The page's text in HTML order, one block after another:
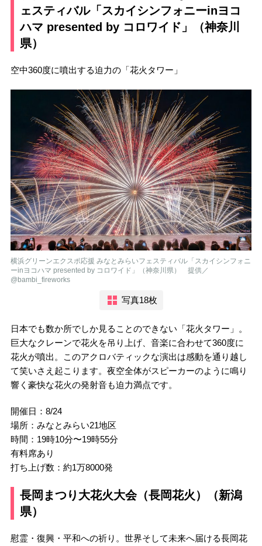
ェスティバル「スカイシンフォニーinヨコ
ハマ presented by コロワイド」（神奈川
県）
空中360度に噴出する迫力の「花火タワー」
横浜グリーンエクスポ応援 みなとみらいフェスティバル「スカイシンフォニ
ーinヨコハマ presented by コロワイド」（神奈川県） 提供／
@bambi_fireworks
写真18枚
日本でも数か所でしか見ることのできない「花火タワー」。
巨大なクレーンで花火を吊り上げ、音楽に合わせて360度に
花火が噴出。このアクロバティックな演出は感動を通り越し
て笑いさえ起こります。夜空全体がスピーカーのように鳴り
響く豪快な花火の発射音も迫力満点です。
開催日：8/24
場所：みなとみらい21地区
時間：19時10分〜19時55分
有料席あり
打ち上げ数：約1万8000発
長岡まつり大花火大会（長岡花火）（新潟
県）
慰霊・復興・平和への祈り。世界そして未来へ届ける長岡花